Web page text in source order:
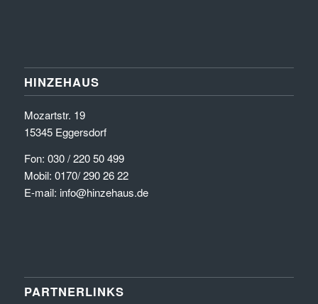
HINZEHAUS
Mozartstr. 19
15345 Eggersdorf
Fon: 030 / 220 50 499
Mobil: 0170/ 290 26 22
E-mail: info@hinzehaus.de
PARTNERLINKS